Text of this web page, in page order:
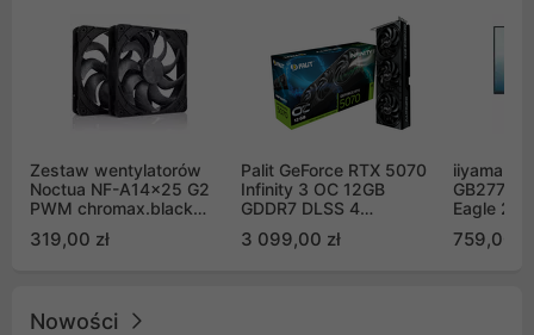
Zestaw wentylatorów
Noctua NF-A14x25 G2
PWM chromax.black
Push Pull (2szt)
319,00 zł
Palit GeForce RTX 5070
Infinity 3 OC 12GB
GDDR7 DLSS 4
GB2050S)
3 099,00 zł
iiyama G-
Eagle 27"
759,00 zł
Nowości